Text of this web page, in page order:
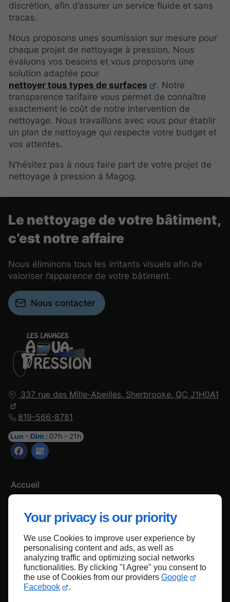
Your privacy is our priority
We use Cookies to improve user experience by
personalising content and ads, as well as
analyzing traffic and optimizing social networks
functionalities. By clicking "I Agree" you consent to
the use of Cookies from our providers Google
Facebook
.
discrétion, afin d’assurer un service fluide et sans
tracas.
Nous proposons unes soumission sur mesure pour
chaque projet de nettoyage à pression. Nous
évaluons vos besoins et vous proposons une
solution adaptée pour
nettoyer tous types de surfaces
. Notre
transparence tarifaire vous permet de connaître
exactement le coût de notre intervention de
nettoyage. Nous travaillons avec vous pour établir
un plan de nettoyage qui respecte votre budget et
vos attentes.
N’hésitez pas à nous faire part de votre projet de
nettoyage à pression à Magog.
337 rue des Mille-Abeilles, Sherbrooke, QC J1H0A1
819-566-8781
Lun - Dim : 07h - 21h
Accueil
Politique de confidentialité
Plan du site
Le nettoyage de votre bâtiment,
c’est notre affaire
Nous éliminons tous les irritants visuels afin de
valoriser l’apparence de votre bâtiment.
Nous contacter
Haut de page